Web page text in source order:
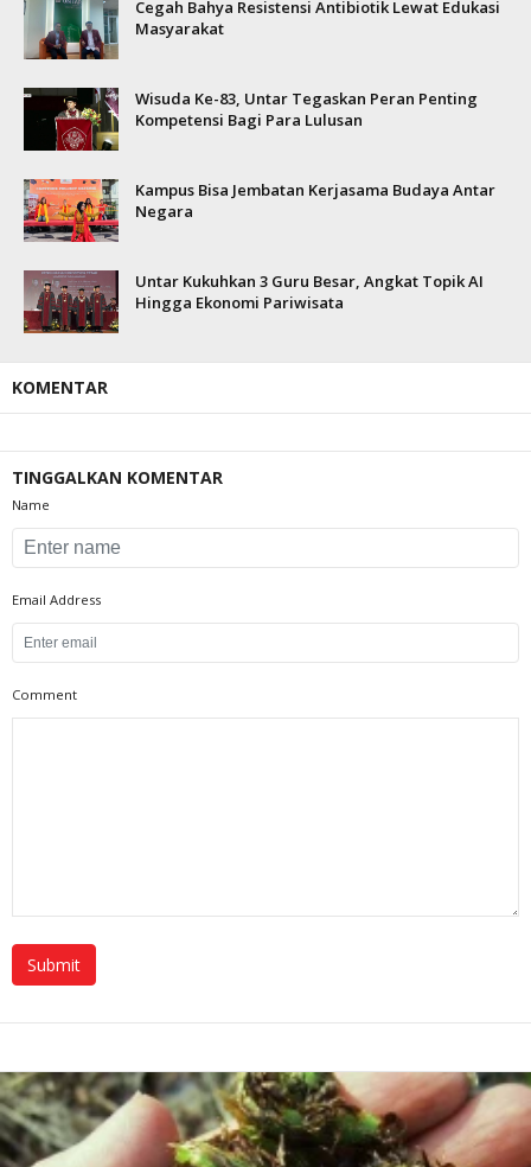
Cegah Bahya Resistensi Antibiotik Lewat Edukasi
Masyarakat
Wisuda Ke-83, Untar Tegaskan Peran Penting
Kompetensi Bagi Para Lulusan
Kampus Bisa Jembatan Kerjasama Budaya Antar
Negara
Untar Kukuhkan 3 Guru Besar, Angkat Topik AI
Hingga Ekonomi Pariwisata
KOMENTAR
TINGGALKAN KOMENTAR
Name
Email Address
Comment